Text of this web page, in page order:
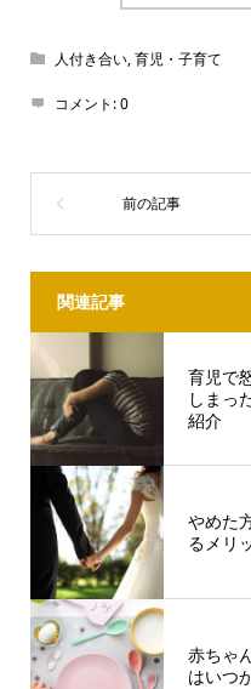
人付き合い,育児・子育て
コメント:0
関連記事
育児で
しまっ
紹介
やめた
るメリ
赤ちゃ
はいつ